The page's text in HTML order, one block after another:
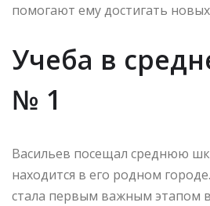
помогают ему достигать
Учеба в
№ 1
Васильев посещал среднюю
находится в его родном
стала первым важным этапом